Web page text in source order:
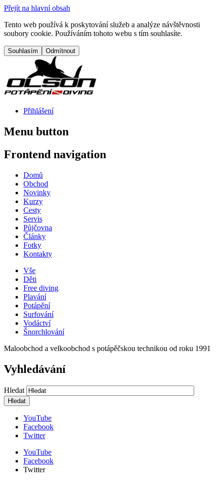
Přejít na hlavní obsah
Tento web používá k poskytování služeb a analýze návštěvnosti
soubory cookie. Používáním tohoto webu s tím souhlasíte.
Přihlášení
Menu button
Frontend navigation
Domů
Obchod
Novinky
Kurzy
Cesty
Servis
Půjčovna
Články
Fotky
Kontakty
Vše
Děti
Free diving
Plavání
Potápění
Surfování
Vodáctví
Šnorchlování
Maloobchod a velkoobchod s potápěčskou technikou od roku 1991
Vyhledávání
Hledat
YouTube
Facebook
Twitter
YouTube
Facebook
Twitter